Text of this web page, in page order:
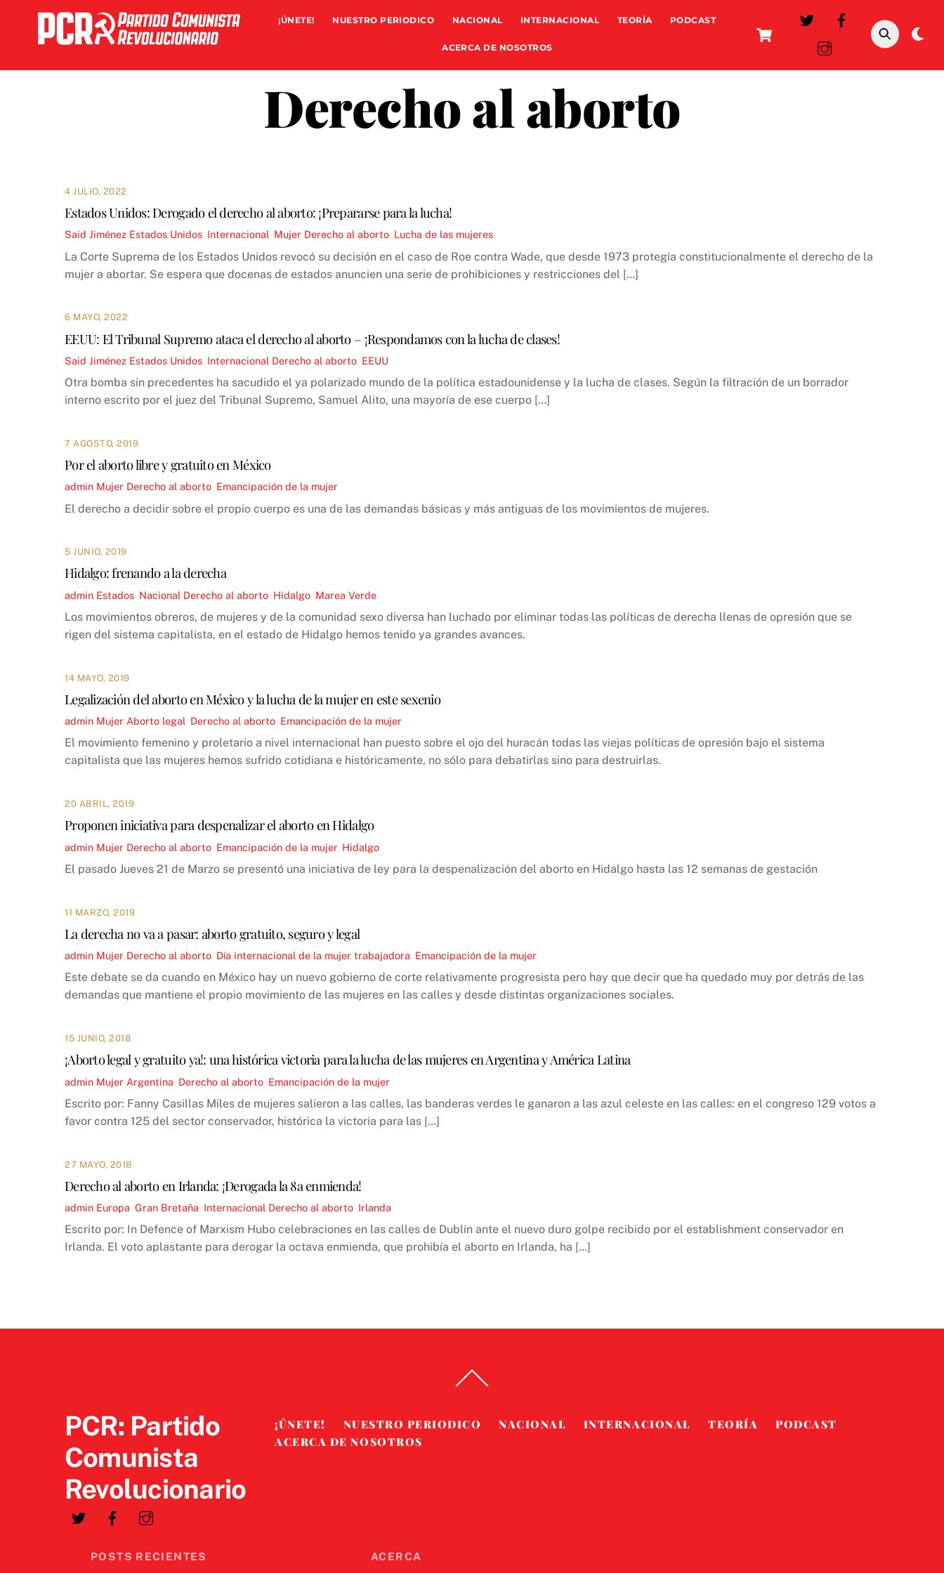
content
Cart
¡ÚNETE! NUESTRO PERIODICO NACIONAL INTERNACIONAL TEORÍA PODCAST
ACERCA DE NOSOTROS
Derecho al aborto
4 JULIO, 2022
Estados Unidos: Derogado el derecho al aborto: ¡Prepararse para la lucha!
Said Jiménez Estados Unidos Internacional Mujer Derecho al aborto Lucha de las mujeres
La Corte Suprema de los Estados Unidos revocó su decisión en el caso de Roe contra Wade, que desde 1973 protegía constitucionalmente el derecho de la
mujer a abortar. Se espera que docenas de estados anuncien una serie de prohibiciones y restricciones del […]
6 MAYO, 2022
EEUU: El Tribunal Supremo ataca el derecho al aborto – ¡Respondamos con la lucha de clases!
Said Jiménez Estados Unidos Internacional Derecho al aborto EEUU
Otra bomba sin precedentes ha sacudido el ya polarizado mundo de la política estadounidense y la lucha de clases. Según la filtración de un borrador
interno escrito por el juez del Tribunal Supremo, Samuel Alito, una mayoría de ese cuerpo […]
7 AGOSTO, 2019
Por el aborto libre y gratuito en México
admin Mujer Derecho al aborto Emancipación de la mujer
El derecho a decidir sobre el propio cuerpo es una de las demandas básicas y más antiguas de los movimientos de mujeres.
5 JUNIO, 2019
Hidalgo: frenando a la derecha
admin Estados Nacional Derecho al aborto Hidalgo Marea Verde
Los movimientos obreros, de mujeres y de la comunidad sexo diversa han luchado por eliminar todas las políticas de derecha llenas de opresión que se
rigen del sistema capitalista, en el estado de Hidalgo hemos tenido ya grandes avances.
14 MAYO, 2019
Legalización del aborto en México y la lucha de la mujer en este sexenio
admin Mujer Aborto legal Derecho al aborto Emancipación de la mujer
El movimiento femenino y proletario a nivel internacional han puesto sobre el ojo del huracán todas las viejas políticas de opresión bajo el sistema
capitalista que las mujeres hemos sufrido cotidiana e históricamente, no sólo para debatirlas sino para destruirlas.
20 ABRIL, 2019
Proponen iniciativa para despenalizar el aborto en Hidalgo
admin Mujer Derecho al aborto Emancipación de la mujer, Hidalgo
El pasado Jueves 21 de Marzo se presentó una iniciativa de ley para la despenalización del aborto en Hidalgo hasta las 12 semanas de gestación
11 MARZO, 2019
La derecha no va a pasar: aborto gratuito, seguro y legal
admin Mujer Derecho al aborto Día internacional de la mujer trabajadora Emancipación de la mujer
Este debate se da cuando en México hay un nuevo gobierno de corte relativamente progresista pero hay que decir que ha quedado muy por detrás de las
demandas que mantiene el propio movimiento de las mujeres en las calles y desde distintas organizaciones sociales.
15 JUNIO, 2018
¡Aborto legal y gratuito ya!: una histórica victoria para la lucha de las mujeres en Argentina y América Latina
admin Mujer Argentina Derecho al aborto Emancipación de la mujer
Escrito por: Fanny Casillas Miles de mujeres salieron a las calles, las banderas verdes le ganaron a las azul celeste en las calles: en el congreso 129 votos a
favor contra 125 del sector conservador, histórica la victoria para las […]
27 MAYO, 2018
Derecho al aborto en Irlanda: ¡Derogada la 8a enmienda!
admin Europa Gran Bretaña Internacional Derecho al aborto Irlanda
Escrito por: In Defence of Marxism Hubo celebraciones en las calles de Dublín ante el nuevo duro golpe recibido por el establishment conservador en
Irlanda. El voto aplastante para derogar la octava enmienda, que prohibía el aborto en Irlanda, ha […]
To
PCR: Partido
Comunista
Revolucionario
¡ÚNETE! NUESTRO PERIODICO NACIONAL INTERNACIONAL TEORÍA
PODCAST
ACERCA DE NOSOTROS
POSTS RECIENTES ACERCA